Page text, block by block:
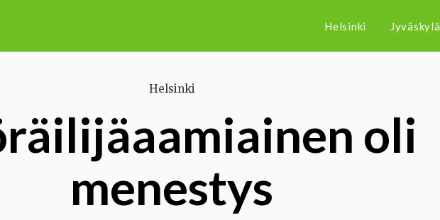
Helsinki Jyväskylä
Helsinki
oli
menestys